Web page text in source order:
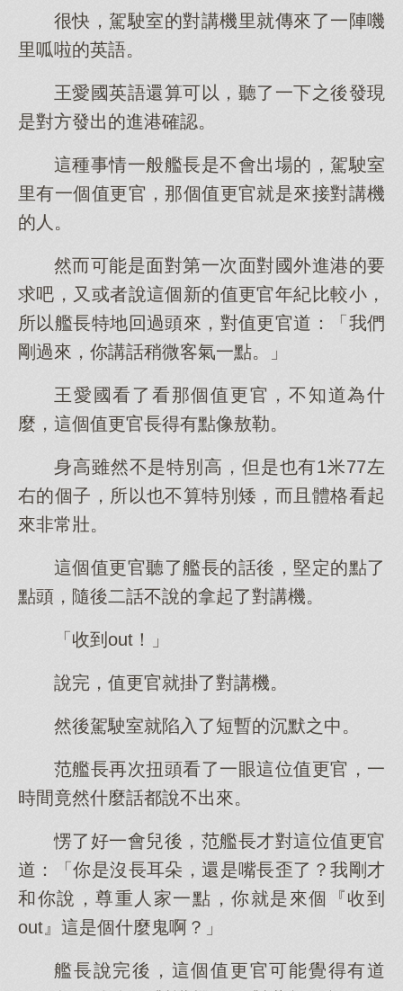
很快，駕駛室的對講機里就傳來了一陣嘰
里呱啦的英語。
王愛國英語還算可以，聽了一下之後發現
是對方發出的進港確認。
這種事情一般艦長是不會出場的，駕駛室
里有一個值更官，那個值更官就是來接對講機
的人。
然而可能是面對第一次面對國外進港的要
求吧，又或者說這個新的值更官年紀比較小，
所以艦長特地回過頭來，對值更官道：「我們
剛過來，你講話稍微客氣一點。」
王愛國看了看那個值更官，不知道為什
麼，這個值更官長得有點像敖勒。
身高雖然不是特別高，但是也有1米77左
右的個子，所以也不算特別矮，而且體格看起
來非常壯。
這個值更官聽了艦長的話後，堅定的點了
點頭，隨後二話不說的拿起了對講機。
「收到out！」
說完，值更官就掛了對講機。
然後駕駛室就陷入了短暫的沉默之中。
范艦長再次扭頭看了一眼這位值更官，一
時間竟然什麼話都說不出來。
愣了好一會兒後，范艦長才對這位值更官
道：「你是沒長耳朵，還是嘴長歪了？我剛才
和你說，尊重人家一點，你就是來個『收到
out』這是個什麼鬼啊？」
艦長說完後，這個值更官可能覺得有道